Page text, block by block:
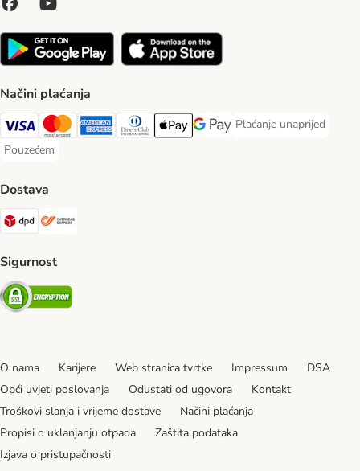
Načini plaćanja
Visa Payment Method
MasterCard Payment Method
American Express Payment Method
Diners Club Payment Method
Payment MethodGoogle pay Payment Method
Plaćanje unaprijed
Plaćanje unaprijed
Pouzećem
Pouzećem Payment Method
Dostava
DPD Shipping Method
Sigurnost
Security
O nama Karijere Web stranica tvrtke Impressum
DSA
Opći uvjeti poslovanja
Odustati od ugovora
Kontakt
Troškovi slanja i vrijeme dostave
Načini plaćanja
Propisi o uklanjanju otpada
Zaštita podataka
Izjava o pristupačnosti